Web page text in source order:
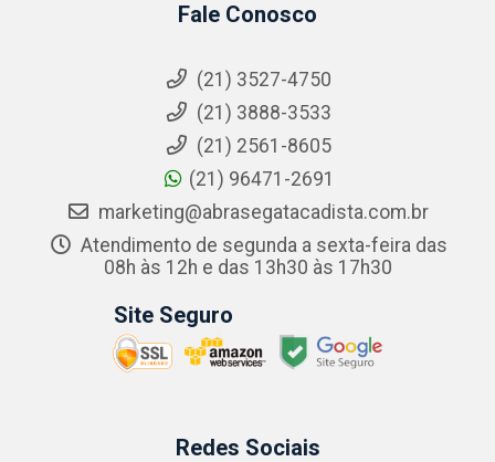
Fale Conosco
(21) 3527-4750
(21) 3888-3533
(21) 2561-8605
(21) 96471-2691
marketing@abrasegatacadista.com.br
Atendimento de segunda a sexta-feira das
08h às 12h e das 13h30 às 17h30
Site Seguro
Redes Sociais